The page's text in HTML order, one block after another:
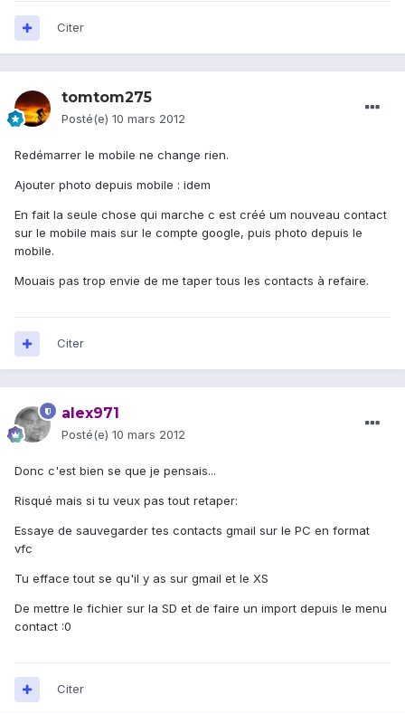
Citer
tomtom275
Posté(e) 10 mars 2012
Redémarrer le mobile ne change rien.
Ajouter photo depuis mobile : idem
En fait la seule chose qui marche c est créé um nouveau contact
sur le mobile mais sur le compte google, puis photo depuis le
mobile.
Mouais pas trop envie de me taper tous les contacts à refaire.
Citer
alex971
Posté(e) 10 mars 2012
Donc c'est bien se que je pensais...
Risqué mais si tu veux pas tout retaper:
Essaye de sauvegarder tes contacts gmail sur le PC en format
vfc
Tu efface tout se qu'il y as sur gmail et le XS
De mettre le fichier sur la SD et de faire un import depuis le menu
contact :0
Citer